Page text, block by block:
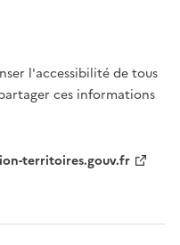
l'accessibilité de tous
ces informations
territoires.gouv.fr